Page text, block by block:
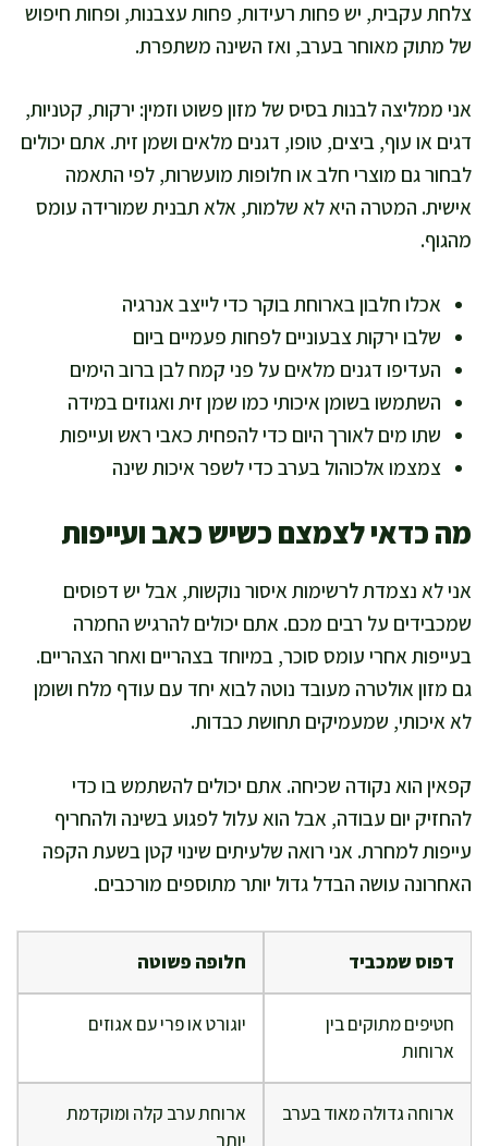
צלחת עקבית, יש פחות רעידות, פחות עצבנות, ופחות חיפוש
של מתוק מאוחר בערב, ואז השינה משתפרת.
אני ממליצה לבנות בסיס של מזון פשוט וזמין: ירקות, קטניות,
דגים או עוף, ביצים, טופו, דגנים מלאים ושמן זית. אתם יכולים
לבחור גם מוצרי חלב או חלופות מועשרות, לפי התאמה
אישית. המטרה היא לא שלמות, אלא תבנית שמורידה עומס
מהגוף.
אכלו חלבון בארוחת בוקר כדי לייצב אנרגיה
שלבו ירקות צבעוניים לפחות פעמיים ביום
העדיפו דגנים מלאים על פני קמח לבן ברוב הימים
השתמשו בשומן איכותי כמו שמן זית ואגוזים במידה
שתו מים לאורך היום כדי להפחית כאבי ראש ועייפות
צמצמו אלכוהול בערב כדי לשפר איכות שינה
מה כדאי לצמצם כשיש כאב ועייפות
אני לא נצמדת לרשימות איסור נוקשות, אבל יש דפוסים
שמכבידים על רבים מכם. אתם יכולים להרגיש החמרה
בעייפות אחרי עומס סוכר, במיוחד בצהריים ואחר הצהריים.
גם מזון אולטרה מעובד נוטה לבוא יחד עם עודף מלח ושומן
לא איכותי, שמעמיקים תחושת כבדות.
קפאין הוא נקודה שכיחה. אתם יכולים להשתמש בו כדי
להחזיק יום עבודה, אבל הוא עלול לפגוע בשינה ולהחריף
עייפות למחרת. אני רואה שלעיתים שינוי קטן בשעת הקפה
האחרונה עושה הבדל גדול יותר מתוספים מורכבים.
דפוס שמכביד חלופה פשוטה
חטיפים מתוקים בין
ארוחות
יוגורט או פרי עם אגוזים
ארוחה גדולה מאוד בערב
ארוחת ערב קלה ומוקדמת
יותר